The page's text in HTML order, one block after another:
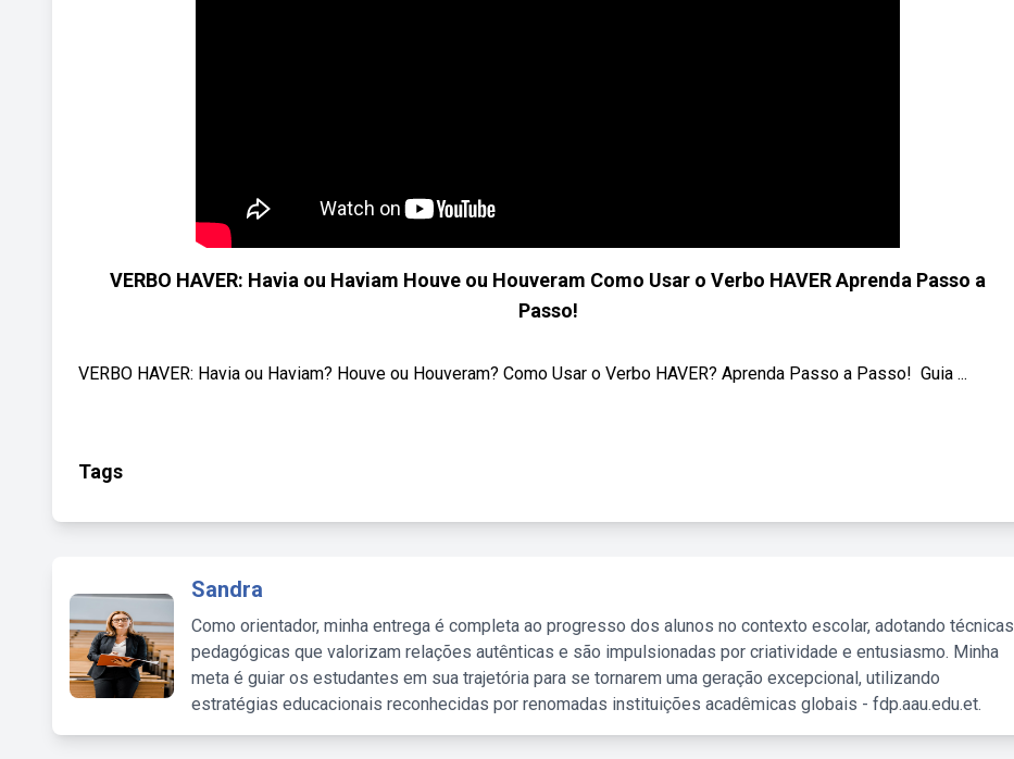
VERBO HAVER: Havia ou Haviam Houve ou Houveram Como Usar o Verbo HAVER Aprenda Passo a
Passo!
VERBO HAVER: Havia ou Haviam? Houve ou Houveram? Como Usar o Verbo HAVER? Aprenda Passo a Passo! ‍ Guia ...
Tags
Sandra
Como orientador, minha entrega é completa ao progresso dos alunos no contexto escolar, adotando técnicas
pedagógicas que valorizam relações autênticas e são impulsionadas por criatividade e entusiasmo. Minha
meta é guiar os estudantes em sua trajetória para se tornarem uma geração excepcional, utilizando
estratégias educacionais reconhecidas por renomadas instituições acadêmicas globais - fdp.aau.edu.et.